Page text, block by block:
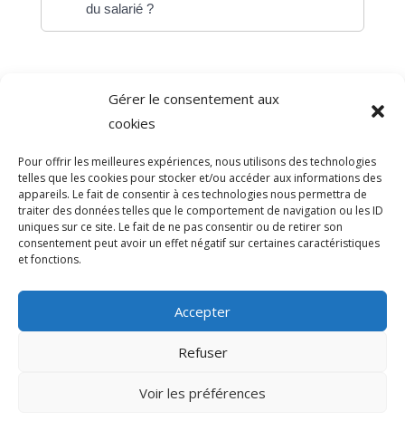
Gérer le consentement aux
cookies
Pour offrir les meilleures expériences, nous utilisons des technologies
telles que les cookies pour stocker et/ou accéder aux informations des
appareils. Le fait de consentir à ces technologies nous permettra de
traiter des données telles que le comportement de navigation ou les ID
uniques sur ce site. Le fait de ne pas consentir ou de retirer son
consentement peut avoir un effet négatif sur certaines caractéristiques
et fonctions.
Accepter
Refuser
Voir les préférences
du salarié ?
Direction de l'information légale et administrative
comarquage developpé par
© 2026 Mairie de Sainte-Léocadie | Site